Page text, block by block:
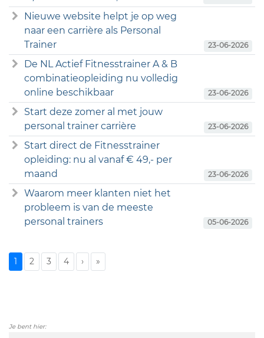
Nieuwe website helpt je op weg
naar een carrière als Personal
Trainer
23-06-2026
De NL Actief Fitnesstrainer A & B
combinatieopleiding nu volledig
online beschikbaar
23-06-2026
Start deze zomer al met jouw
personal trainer carrière
23-06-2026
Start direct de Fitnesstrainer
opleiding: nu al vanaf € 49,- per
maand
23-06-2026
Waarom meer klanten niet het
probleem is van de meeste
personal trainers
05-06-2026
1 2 3 4 › »
Je bent hier: